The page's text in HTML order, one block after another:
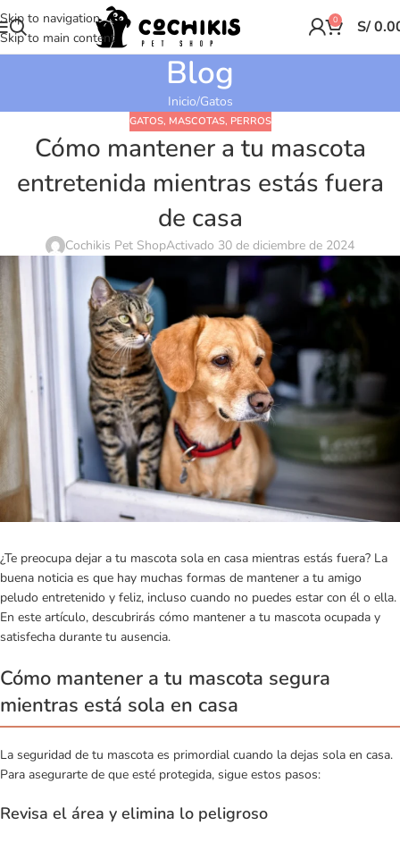
Skip to navigation
Skip to main content
0 S/
Blog
Inicio Gatos
GATOS, MASCOTAS, PERROS
Cómo mantener a tu mascota
entretenida mientras estás fuera
de casa
Cochikis Pet ShopActivado 30 de diciembre de 2024
¿Te preocupa dejar a tu mascota sola en casa mientras estás fuera? La
buena noticia es que hay muchas formas de mantener a tu amigo
peludo entretenido y feliz, incluso cuando no puedes estar con él o ella.
En este artículo, descubrirás cómo mantener a tu mascota ocupada y
satisfecha durante tu ausencia.
Cómo mantener a tu mascota segura
mientras está sola en casa
La seguridad de tu mascota es primordial cuando la dejas sola en casa.
Para asegurarte de que esté protegida, sigue estos pasos:
Revisa el área y elimina lo peligroso